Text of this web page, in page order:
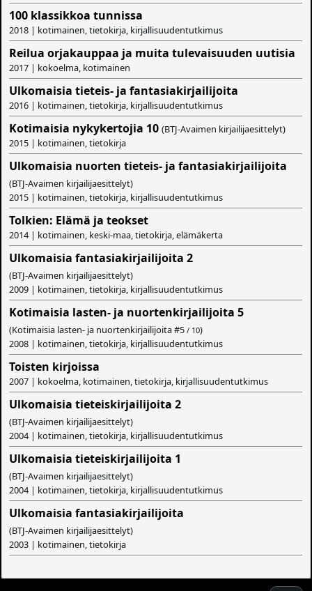
100 klassikkoa tunnissa
2018 | kotimainen, tietokirja, kirjallisuudentutkimus
Reilua orjakauppaa ja muita tulevaisuuden uutisia
2017 | kokoelma, kotimainen
Ulkomaisia tieteis- ja fantasiakirjailijoita
2016 | kotimainen, tietokirja, kirjallisuudentutkimus
Kotimaisia nykykertojia 10 (BTJ-Avaimen kirjailijaesittelyt)
2015 | kotimainen, tietokirja
Ulkomaisia nuorten tieteis- ja fantasiakirjailijoita
(BTJ-Avaimen kirjailijaesittelyt)
2015 | kotimainen, tietokirja, kirjallisuudentutkimus
Tolkien: Elämä ja teokset
2014 | kotimainen, keski-maa, tietokirja, elämäkerta
Ulkomaisia fantasiakirjailijoita 2
(BTJ-Avaimen kirjailijaesittelyt)
2009 | kotimainen, tietokirja, kirjallisuudentutkimus
Kotimaisia lasten- ja nuortenkirjailijoita 5
(Kotimaisia lasten- ja nuortenkirjailijoita #5 / 10)
2008 | kotimainen, tietokirja, kirjallisuudentutkimus
Toisten kirjoissa
2007 | kokoelma, kotimainen, tietokirja, kirjallisuudentutkimus
Ulkomaisia tieteiskirjailijoita 2
(BTJ-Avaimen kirjailijaesittelyt)
2004 | kotimainen, tietokirja, kirjallisuudentutkimus
Ulkomaisia tieteiskirjailijoita 1
(BTJ-Avaimen kirjailijaesittelyt)
2004 | kotimainen, tietokirja, kirjallisuudentutkimus
Ulkomaisia fantasiakirjailijoita
(BTJ-Avaimen kirjailijaesittelyt)
2003 | kotimainen, tietokirja